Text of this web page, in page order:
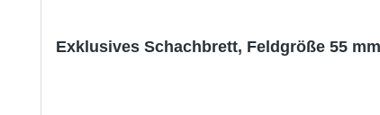
Exklusives Schachbrett, Feldgröße 55